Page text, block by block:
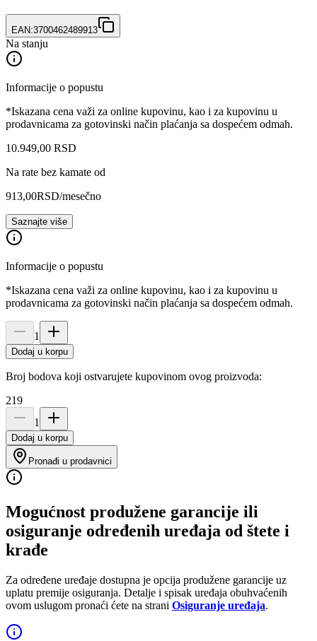
EAN:3700462489913
Na stanju
Informacije o popustu
*Iskazana cena važi za online kupovinu, kao i za kupovinu u
prodavnicama za gotovinski način plaćanja sa dospećem odmah.
10.949,00 RSD
Na rate bez kamate od
913,00RSD/mesečno
Saznajte više
Informacije o popustu
*Iskazana cena važi za online kupovinu, kao i za kupovinu u
prodavnicama za gotovinski način plaćanja sa dospećem odmah.
1
Dodaj u korpu
Broj bodova koji ostvarujete kupovinom ovog proizvoda:
219
1
Dodaj u korpu
Pronađi u prodavnici
Mogućnost produžene garancije ili
osiguranje određenih uređaja od štete i
krađe
Za određene uređaje dostupna je opcija produžene garancije uz
uplatu premije osiguranja. Detalje i spisak uređaja obuhvaćenih
ovom uslugom pronaći ćete na strani Osiguranje uređaja.